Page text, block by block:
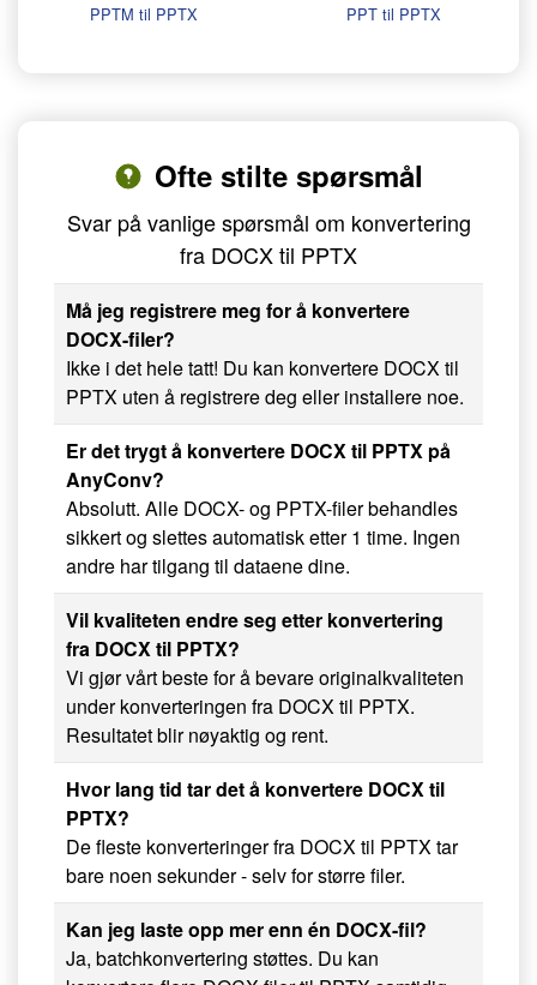
PPTM til PPTX
PPT til PPTX
Ofte stilte spørsmål
Svar på vanlige spørsmål om konvertering
fra DOCX til PPTX
Må jeg registrere meg for å konvertere
DOCX-filer?
Ikke i det hele tatt! Du kan konvertere DOCX til
PPTX uten å registrere deg eller installere noe.
Er det trygt å konvertere DOCX til PPTX på
AnyConv?
Absolutt. Alle DOCX- og PPTX-filer behandles
sikkert og slettes automatisk etter 1 time. Ingen
andre har tilgang til dataene dine.
Vil kvaliteten endre seg etter konvertering
fra DOCX til PPTX?
Vi gjør vårt beste for å bevare originalkvaliteten
under konverteringen fra DOCX til PPTX.
Resultatet blir nøyaktig og rent.
Hvor lang tid tar det å konvertere DOCX til
PPTX?
De fleste konverteringer fra DOCX til PPTX tar
bare noen sekunder - selv for større filer.
Kan jeg laste opp mer enn én DOCX-fil?
Ja, batchkonvertering støttes. Du kan